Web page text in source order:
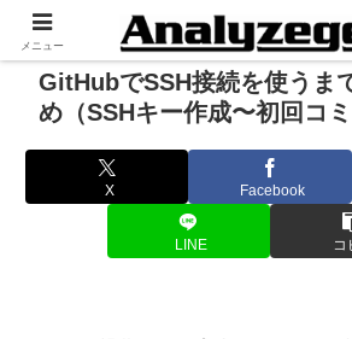
GitHubでSSH接続を使うま
め（SSHキー作成〜初回コミ
X Facebook
LINE コ
メニュー